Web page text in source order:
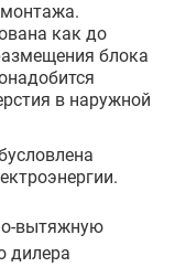
как до
блока
в наружной
вытяжную
дилера